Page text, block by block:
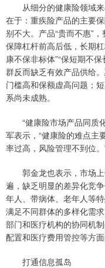
从细分的健康险领域来
在于：重疾险产品的主要
别不大。产品“贵而不惠”
保障杠杆前高后低，长期
康不保非标体”“保短期不
群反而缺乏有效产品供给
门槛高和保额虚高问题；
系尚未成熟。
“健康险市场产品同质化
军表示，“健康险的难点主
率过高，风险管理不到位。
郭金龙也表示，市场上
遍，缺乏明显的差异化竞
年人、带病体、老年人等
满足不同群体的多样化需
部门和医疗机构的协同机
配置和医疗费用管控等方面
打通信息孤岛